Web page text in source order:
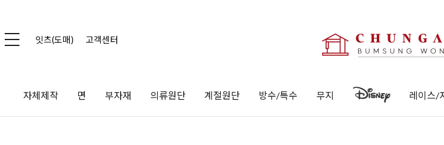
잇츠(도매) 고객센터
자체제작 면 부자재 의류원단 계절원단 방수/특수 무지 레이스/